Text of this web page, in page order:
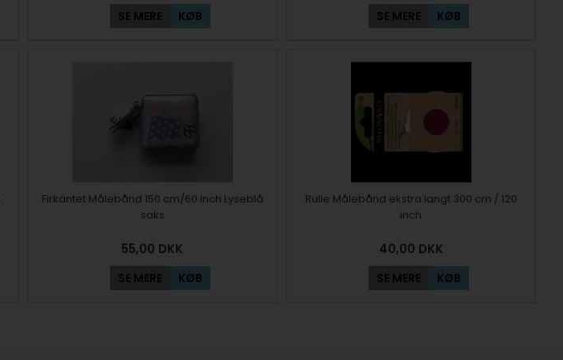
SE MERE KØB SE MERE KØB
Firkantet Målebånd 150 cm/60 Inch Lyseblå
saks
55,00 DKK
SE MERE KØB
Rulle Målebånd ekstra langt 300 cm / 120
inch
40,00 DKK
SE MERE KØB